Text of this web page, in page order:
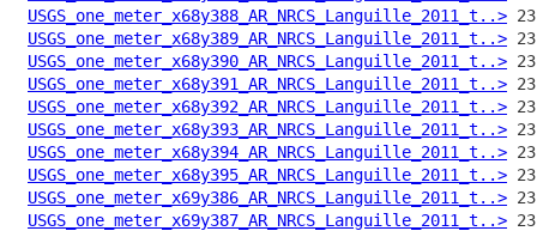
USGS_one_meter_x68y388_AR_NRCS_Languille_2011_t..>
USGS_one_meter_x68y389_AR_NRCS_Languille_2011_t..>
USGS_one_meter_x68y390_AR_NRCS_Languille_2011_t..>
USGS_one_meter_x68y391_AR_NRCS_Languille_2011_t..>
USGS_one_meter_x68y392_AR_NRCS_Languille_2011_t..>
USGS_one_meter_x68y393_AR_NRCS_Languille_2011_t..>
USGS_one_meter_x68y394_AR_NRCS_Languille_2011_t..>
USGS_one_meter_x68y395_AR_NRCS_Languille_2011_t..>
USGS_one_meter_x69y386_AR_NRCS_Languille_2011_t..>
USGS_one_meter_x69y387_AR_NRCS_Languille_2011_t..>